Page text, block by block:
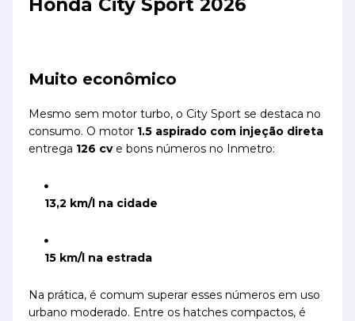
Honda City Sport 2026
Muito econômico
Mesmo sem motor turbo, o City Sport se destaca no
consumo. O motor 1.5 aspirado com injeção direta
entrega 126 cve bons números no Inmetro:
13,2 km/l na cidade
15 km/l na estrada
Na prática, é comum superar esses números em uso
urbano moderado. Entre os hatches compactos, é